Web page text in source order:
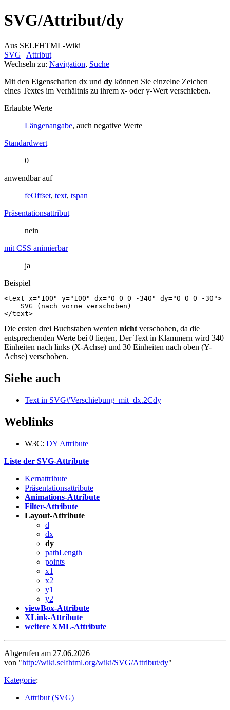
SVG/Attribut/dy
Aus SELFHTML-Wiki
SVG ‎ | Attribut
Wechseln zu: Navigation, Suche
Mit den Eigenschaften dx und dy können Sie einzelne Zeichen
eines Textes im Verhältnis zu ihrem x- oder y-Wert verschieben.
Erlaubte Werte
Längenangabe, auch negative Werte
Standardwert
0
anwendbar auf
feOffset, text, tspan
Präsentationsattribut
nein
mit CSS animierbar
ja
Beispiel
<text x="100" y="100" dx="0 0 0 -340" dy="0 0 0 -30">
</text>
Die ersten drei Buchstaben werden nicht verschoben, da die
entsprechenden Werte bei 0 liegen, Der Text in Klammern wird 340
Einheiten nach links (X-Achse) und 30 Einheiten nach oben (Y-
Achse) verschoben.
Siehe auch
Text in SVG#Verschiebung_mit_dx.2Cdy
Weblinks
W3C: DY Attribute
Liste der SVG-Attribute
Kernattribute
Präsentationsattribute
Animations-Attribute
Filter-Attribute
Layout-Attribute
d
dx
dy
pathLength
points
x1
x2
y1
y2
viewBox-Attribute
XLink-Attribute
weitere XML-Attribute
Abgerufen am 27.06.2026
von "http://wiki.selfhtml.org/wiki/SVG/Attribut/dy"
Kategorie:
Attribut (SVG)